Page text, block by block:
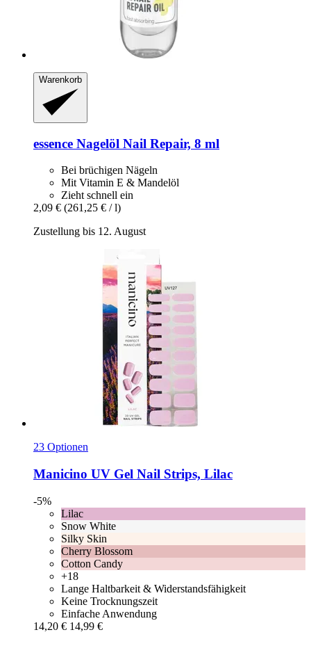
Warenkorb
essence Nagelöl Nail Repair, 8 ml
Bei brüchigen Nägeln
Mit Vitamin E & Mandelöl
Zieht schnell ein
2,09 € (261,25 € / l)
Zustellung bis 12. August
23 Optionen
Manicino UV Gel Nail Strips, Lilac
-5%
Lilac
Snow White
Silky Skin
Cherry Blossom
Cotton Candy
+18
Lange Haltbarkeit & Widerstandsfähigkeit
Keine Trocknungszeit
Einfache Anwendung
14,20 € 14,99 €